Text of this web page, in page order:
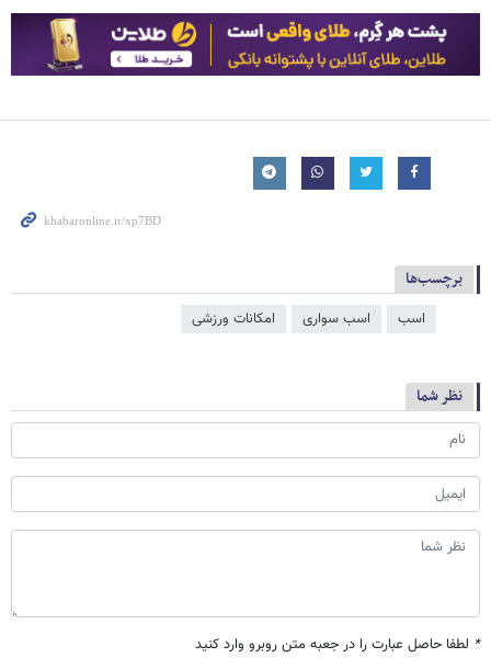
برچسب‌ها
اسب اسب سواری امکانات ورزشی
نظر شما
* لطفا حاصل عبارت را در جعبه متن روبرو وارد کنید